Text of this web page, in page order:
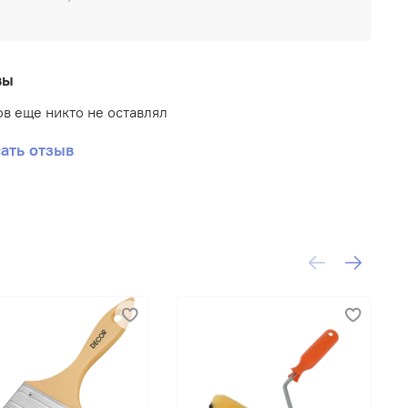
−60 до +150 °С.
малой дымообразующей способностью.
сцепление с окрашиваемой
отрицательных температурах до −60 °С.
Срок годности — 12 месяцев.
еще никто не оставлял
отзыв